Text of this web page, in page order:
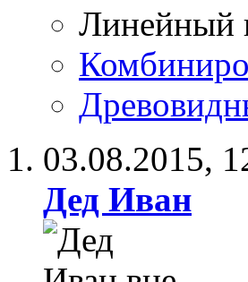
Линейный
03.08.2015,
Дед Иван